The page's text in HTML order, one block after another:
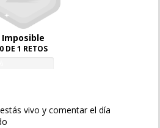
Imposible
0 DE 1 RETOS
vivo y comentar el día